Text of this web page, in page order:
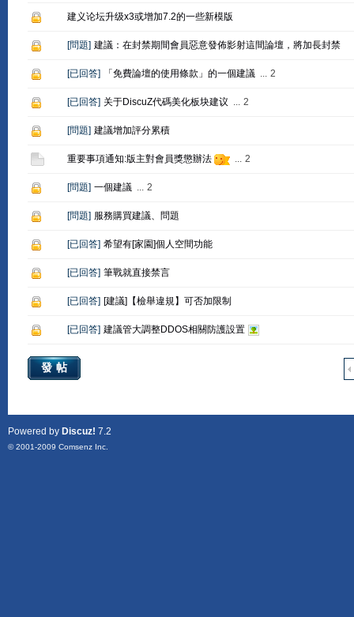
建义论坛升级x3或增加7.2的一些新模版
[問題] 建議：在封禁期間會員惡意發佈影射這間論壇，將加長封禁
[已回答] 「免費論壇的使用條款」的一個建議 ... 2
[已回答] 关于DiscuZ代碼美化板块建议 ... 2
[問題] 建議增加評分累積
重要事項通知:版主對會員獎懲辦法 ... 2
[問題] 一個建議 ... 2
[問題] 服務購買建議、問題
[已回答] 希望有[家園]個人空間功能
[已回答] 筆戰就直接禁言
[已回答] [建議]【檢舉違規】可否加限制
[已回答] 建議管大調整DDOS相關防護設置
發帖
Powered by Discuz! 7.2
© 2001-2009 Comsenz Inc.